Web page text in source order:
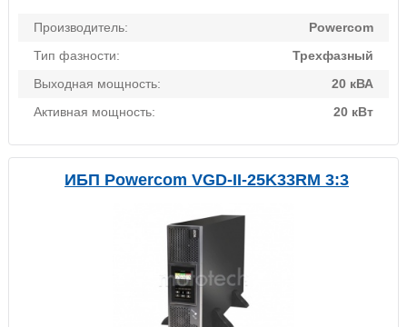
Производитель:
Powercom
Тип фазности:
Трехфазный
Выходная мощность:
20 кВА
Активная мощность:
20 кВт
ИБП Powercom VGD-II-25K33RM 3:3